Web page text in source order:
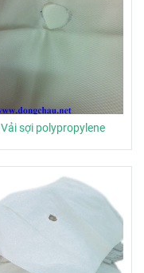
Vải sợi polypropylene